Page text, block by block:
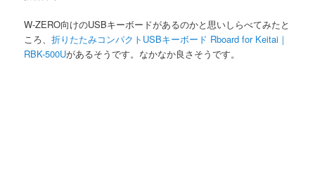
W-ZERO向けのUSBキーボードがあるのかと思いしらべてみたと
ころ、折りたたみコンパクトUSBキーボード Rboard for Keitai｜
RBK-500Uがあるそうです。なかなか良さそうです。